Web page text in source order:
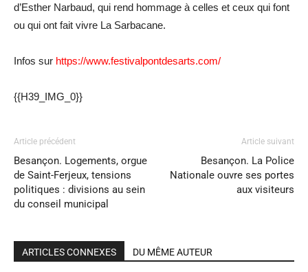
d’Esther Narbaud, qui rend hommage à celles et ceux qui font
ou qui ont fait vivre La Sarbacane.
Infos sur https://www.festivalpontdesarts.com/
{{H39_IMG_0}}
Article précédent
Besançon. Logements, orgue
de Saint-Ferjeux, tensions
politiques : divisions au sein
du conseil municipal
Article suivant
Besançon. La Police
Nationale ouvre ses portes
aux visiteurs
ARTICLES CONNEXES DU MÊME AUTEUR